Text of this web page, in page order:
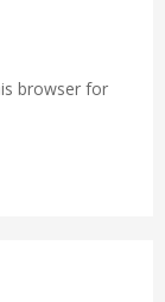
browser for